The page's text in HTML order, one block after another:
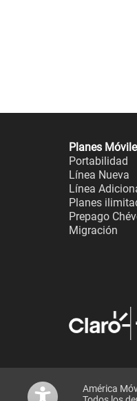
Planes
Portabilidad
Línea Nueva
Línea
Planes
Prepago
Migración
América